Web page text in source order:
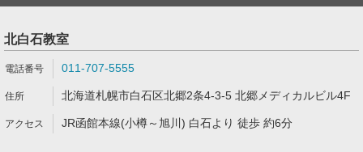
北白石教室
011-707-5555
北海道札幌市白石区北郷2条4-3-5 北郷メディカルビル4F
JR函館本線(小樽～旭川) 白石より 徒歩 約6分